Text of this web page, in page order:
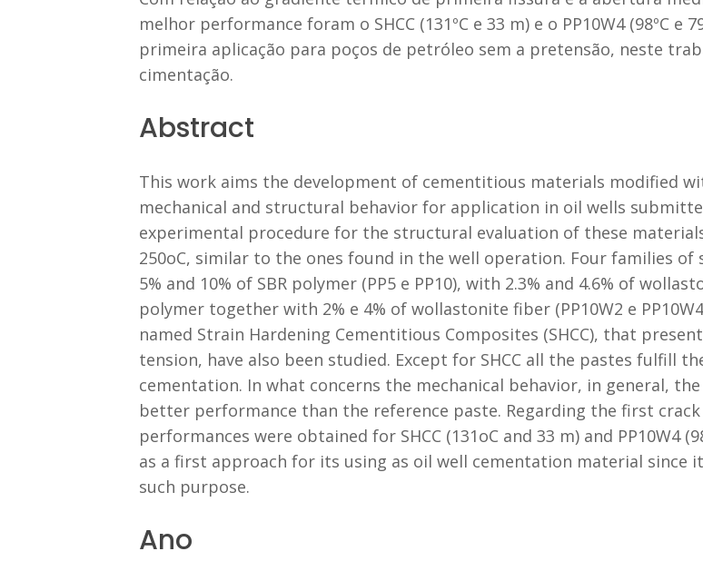
melhor performance foram o SHCC (131ºC e 33 m) e o PP10W4 (98ºC
primeira aplicação para poços de petróleo sem a pretensão, neste
cimentação.
Abstract
This work aims the development of cementitious materials modified
mechanical and structural behavior for application in oil wells
experimental procedure for the structural evaluation of these
250oC, similar to the ones found in the well operation. Four families of
5% and 10% of SBR polymer (PP5 e PP10), with 2.3% and 4.6% of
polymer together with 2% e 4% of wollastonite fiber (PP10W2 e
named Strain Hardening Cementitious Composites (SHCC), that
tension, have also been studied. Except for SHCC all the pastes fulfill
cementation. In what concerns the mechanical behavior, in general,
better performance than the reference paste. Regarding the first
performances were obtained for SHCC (131oC and 33 m) and PP10W4
as a first approach for its using as oil well cementation material since
such purpose.
Ano